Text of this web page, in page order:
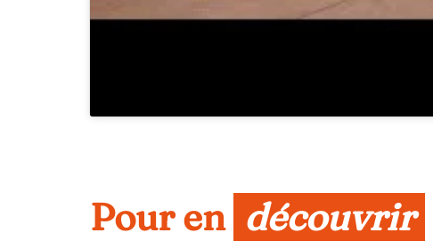
Pour en découvrir